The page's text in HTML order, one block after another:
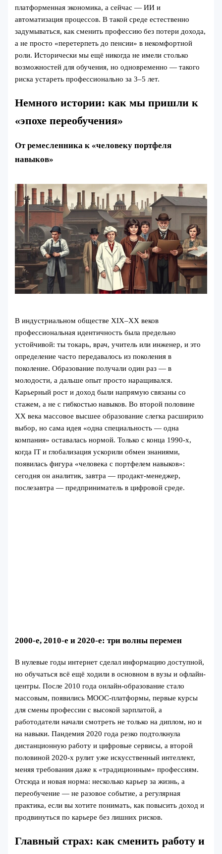
платформенная экономика, а сейчас — ИИ и
автоматизация процессов. В такой среде естественно
задумываться, как сменить профессию без потери дохода,
а не просто «перетерпеть до пенсии» в некомфортной
роли. Исторически мы ещё никогда не имели столько
возможностей для обучения, но одновременно — такого
риска устареть профессионально за 3–5 лет.
Немного истории: как мы пришли к
«эпохе переобучения»
От ремесленника к «человеку портфеля
навыков»
В индустриальном обществе XIX–XX веков
профессиональная идентичность была предельно
устойчивой: ты токарь, врач, учитель или инженер, и это
определение часто передавалось из поколения в
поколение. Образование получали один раз — в
молодости, а дальше опыт просто наращивался.
Карьерный рост и доход были напрямую связаны со
стажем, а не с гибкостью навыков. Во второй половине
XX века массовое высшее образование слегка расширило
выбор, но сама идея «одна специальность — одна
компания» оставалась нормой. Только с конца 1990-х,
когда IT и глобализация ускорили обмен знаниями,
появилась фигура «человека с портфелем навыков»:
сегодня он аналитик, завтра — продакт-менеджер,
послезавтра — предприниматель в цифровой среде.
2000-е, 2010-е и 2020-е: три волны перемен
В нулевые годы интернет сделал информацию доступной,
но обучаться всё ещё ходили в основном в вузы и офлайн-
центры. После 2010 года онлайн-образование стало
массовым, появились MOOC-платформы, первые курсы
для смены профессии с высокой зарплатой, а
работодатели начали смотреть не только на диплом, но и
на навыки. Пандемия 2020 года резко подтолкнула
дистанционную работу и цифровые сервисы, а второй
половиной 2020-х рулит уже искусственный интеллект,
меняя требования даже к «традиционным» профессиям.
Отсюда и новая норма: несколько карьер за жизнь, а
переобучение — не разовое событие, а регулярная
практика, если вы хотите понимать, как повысить доход и
продвинуться по карьере без лишних рисков.
Главный страх: как сменить работу и